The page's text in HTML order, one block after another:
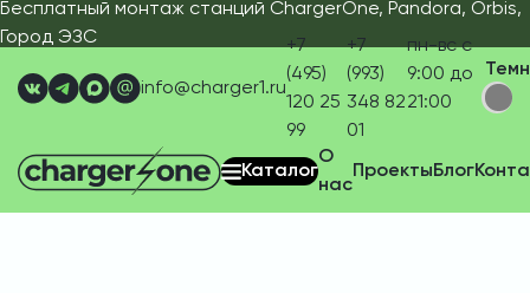
Бесплатный монтаж станций ChargerOne, Pandora, Orbis,
Город ЭЗС
info@charger1.ru
+7
(495)
120 25
99
+7
(993)
348 82
01
пн-вс с
9:00 до
21:00
Каталог
О
нас
ПроектыБлог